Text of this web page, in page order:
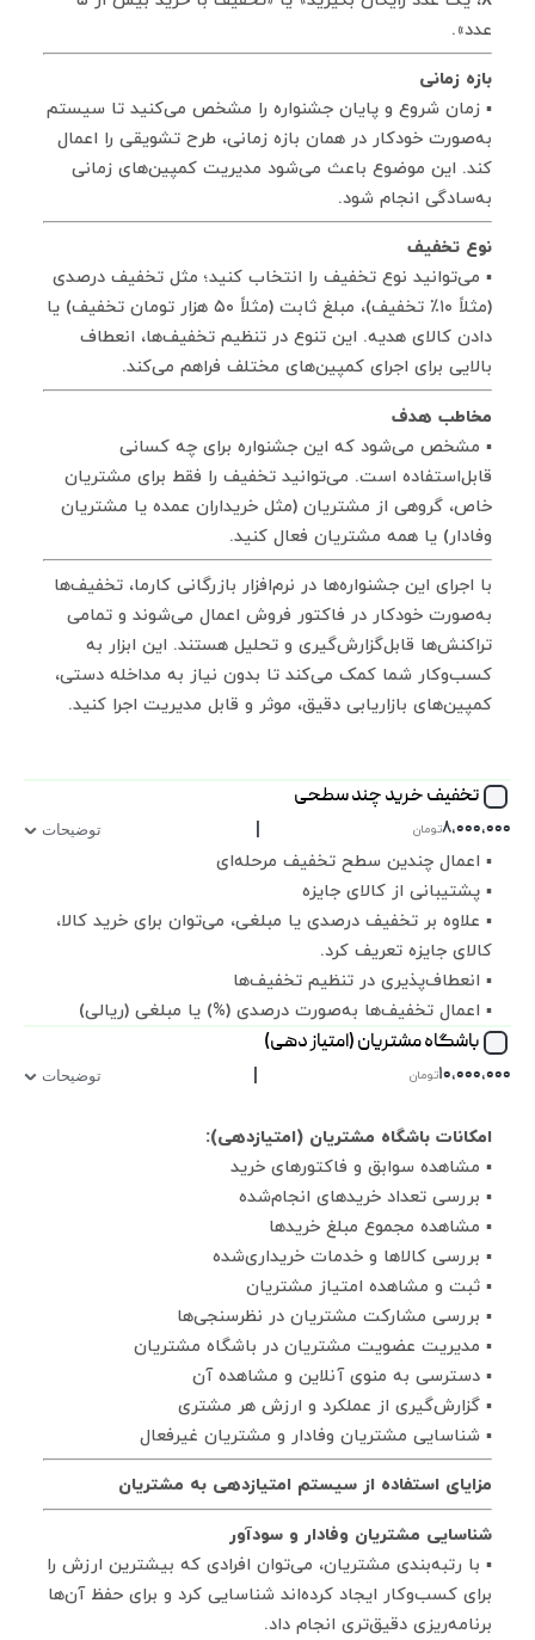
عدد».
بازه زمانی
▪ زمان شروع و پایان جشنواره را مشخص می‌کنید تا سیستم
به‌صورت خودکار در همان بازه زمانی، طرح تشویقی را اعمال
کند. این موضوع باعث می‌شود مدیریت کمپین‌های زمانی
به‌سادگی انجام شود.
نوع تخفیف
▪ می‌توانید نوع تخفیف را انتخاب کنید؛ مثل تخفیف درصدی
(مثلاً ۱۰٪ تخفیف)، مبلغ ثابت (مثلاً ۵۰ هزار تومان تخفیف) یا
دادن کالای هدیه. این تنوع در تنظیم تخفیف‌ها، انعطاف
بالایی برای اجرای کمپین‌های مختلف فراهم می‌کند.
مخاطب هدف
▪ مشخص می‌شود که این جشنواره برای چه کسانی
قابل‌استفاده است. می‌توانید تخفیف را فقط برای مشتریان
خاص، گروهی از مشتریان (مثل خریداران عمده یا مشتریان
وفادار) یا همه مشتریان فعال کنید.
با اجرای این جشنواره‌ها در نرم‌افزار بازرگانی کارما، تخفیف‌ها
به‌صورت خودکار در فاکتور فروش اعمال می‌شوند و تمامی
تراکنش‌ها قابل‌گزارش‌گیری و تحلیل هستند. این ابزار به
کسب‌وکار شما کمک می‌کند تا بدون نیاز به مداخله دستی،
کمپین‌های بازاریابی دقیق، موثر و قابل مدیریت اجرا کنید.
تخفیف خرید چند سطحی
۸,۰۰۰,۰۰۰تومان | توضیحات
▪ اعمال چندین سطح تخفیف مرحله‌ای
▪ پشتیبانی از کالای جایزه
▪ علاوه بر تخفیف درصدی یا مبلغی، می‌توان برای خرید کالا،
کالای جایزه تعریف کرد.
▪ انعطاف‌پذیری در تنظیم تخفیف‌ها
▪ اعمال تخفیف‌ها به‌صورت درصدی (%) یا مبلغی (ریالی)
باشگاه مشتریان (امتیاز دهی)
۱۰,۰۰۰,۰۰۰تومان | توضیحات
امکانات باشگاه مشتریان (امتیازدهی):
▪ مشاهده سوابق و فاکتورهای خرید
▪ بررسی تعداد خریدهای انجام‌شده
▪ مشاهده مجموع مبلغ خریدها
▪ بررسی کالاها و خدمات خریداری‌شده
▪ ثبت و مشاهده امتیاز مشتریان
▪ بررسی مشارکت مشتریان در نظرسنجی‌ها
▪ مدیریت عضویت مشتریان در باشگاه مشتریان
▪ دسترسی به منوی آنلاین و مشاهده آن
▪ گزارش‌گیری از عملکرد و ارزش هر مشتری
▪ شناسایی مشتریان وفادار و مشتریان غیرفعال
مزایای استفاده از سیستم امتیازدهی به مشتریان
شناسایی مشتریان وفادار و سودآور
▪ با رتبه‌بندی مشتریان، می‌توان افرادی که بیشترین ارزش را
برای کسب‌وکار ایجاد کرده‌اند شناسایی کرد و برای حفظ آن‌ها
برنامه‌ریزی دقیق‌تری انجام داد.